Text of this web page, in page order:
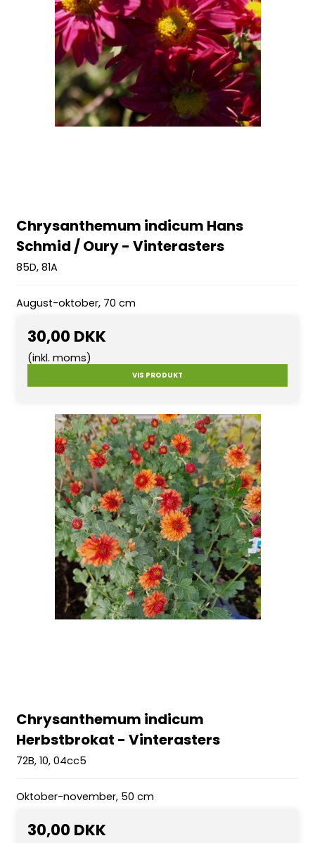
Chrysanthemum indicum Hans
Schmid / Oury - Vinterasters
85D, 81A
August-oktober, 70 cm
30,00 DKK
(inkl. moms)
VIS PRODUKT
Chrysanthemum indicum
Herbstbrokat - Vinterasters
72B, 10, 04cc5
Oktober-november, 50 cm
30,00 DKK